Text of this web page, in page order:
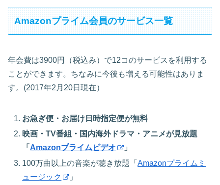
Amazonプライム会員のサービス一覧
年会費は3900円（税込み）で12コのサービスを利用する
ことができます。ちなみに今後も増える可能性はありま
す。(2017年2月20日現在）
お急ぎ便・お届け日時指定便が無料
映画・TV番組・国内海外ドラマ・アニメが見放題
「 Amazonプライムビデオ
」
100万曲以上の音楽が聴き放題「Amazonプライムミ
ュージック
」